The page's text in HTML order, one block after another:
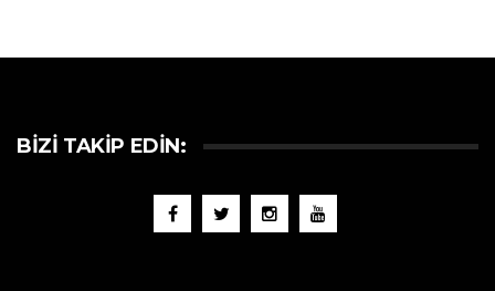
BIZI TAKIP EDIN: